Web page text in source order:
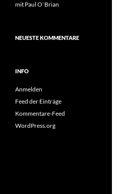
mit Paul O`Brian
NEUESTE KOMMENTARE
INFO
Anmelden
Feed der Einträge
Kommentare-Feed
WordPress.org